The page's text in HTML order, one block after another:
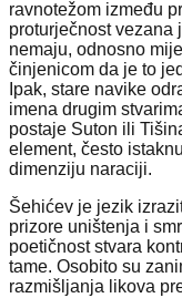
ravnotežom između
proturječnost vezana
nemaju, odnosno
činjenicom da je to
Ipak, stare navike
imena drugim
postaje Suton ili
element, često
dimenziju naraciji.
Šehićev je jezik
prizore uništenja i
poetičnost stvara
tame. Osobito su
razmišljanja likova